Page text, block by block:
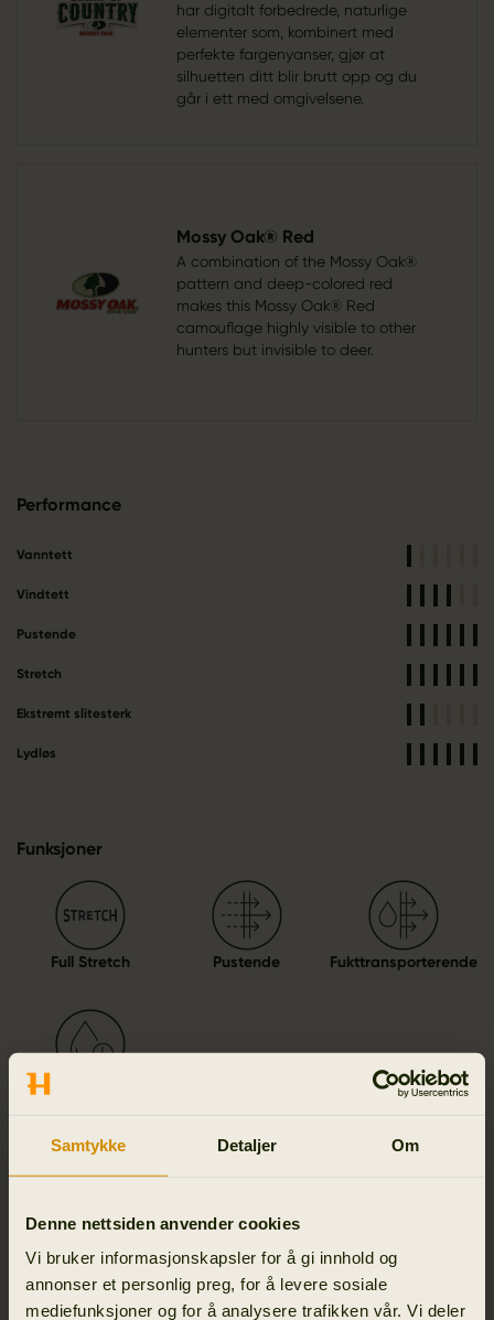
Samtykke Detaljer Om
Denne nettsiden anvender cookies
Vi bruker informasjonskapsler for å gi innhold og
annonser et personlig preg, for å levere sosiale
mediefunksjoner og for å analysere trafikken vår. Vi deler
har digitalt forbedrede, naturlige
elementer som, kombinert med
perfekte fargenyanser, gjør at
silhuetten ditt blir brutt opp og du
går i ett med omgivelsene.
Mossy Oak® Red
A combination of the Mossy Oak®
pattern and deep-colored red
makes this Mossy Oak® Red
camouflage highly visible to other
hunters but invisible to deer.
Performance
Vanntett
Vindtett
Pustende
Stretch
Ekstremt slitesterk
Lydløs
Funksjoner
Full Stretch Pustende Fukttransporterende
Hurtigtørkende
Detaljer & egenskaper
Aktivitet & klima